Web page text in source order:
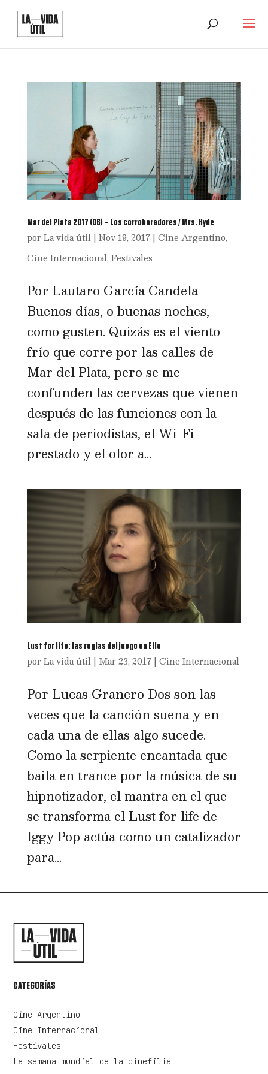
Mar del Plata 2017 (06) – Los corroboradores / Mrs. Hyde
por La vida útil| Nov 19, 2017| Cine Argentino,
Cine Internacional, Festivales
Por Lautaro García Candela
Buenos días, o buenas noches,
como gusten. Quizás es el viento
frío que corre por las calles de
Mar del Plata, pero se me
confunden las cervezas que vienen
después de las funciones con la
sala de periodistas, el Wi-Fi
prestado y el olor a...
Lust for life: las reglas del juego en Elle
por La vida útil| Mar 23, 2017| Cine Internacional
Por Lucas Granero Dos son las
veces que la canción suena y en
cada una de ellas algo sucede.
Como la serpiente encantada que
baila en trance por la música de su
hipnotizador, el mantra en el que
se transforma el Lust for life de
Iggy Pop actúa como un catalizador
para...
CATEGORÍAS
Cine Argentino
Cine Internacional
Festivales
La semana mundial de la cinefilia